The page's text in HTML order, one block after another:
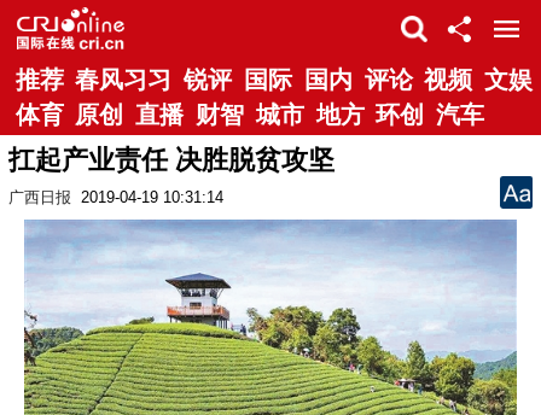
推荐 春风习习 锐评 国际 国内 评论 视频 文娱
体育 原创 直播 财智 城市 地方 环创 汽车
扛起产业责任 决胜脱贫攻坚
广西日报 2019-04-19 10:31:14